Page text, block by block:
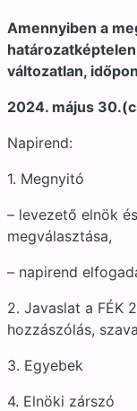
Amennyiben a
változatlan,
2024. május
Napirend:
1. Megnyitó
– levezető elnök
megválasztása,
– napirend
2. Javaslat a FÉK
hozzászólás,
3. Egyebek
4. Elnöki zárszó